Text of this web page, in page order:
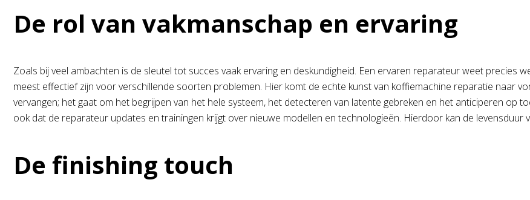
De rol van vakmanschap en ervaring
Zoals bij veel ambachten is de sleutel tot succes vaak ervaring en deskundigheid. Een ervaren reparateur weet precies
meest effectief zijn voor verschillende soorten problemen. Hier komt de echte kunst van koffiemachine reparatie naar
vervangen; het gaat om het begrijpen van het hele systeem, het detecteren van latente gebreken en het anticiperen op
ook dat de reparateur updates en trainingen krijgt over nieuwe modellen en technologieën. Hierdoor kan de levensduur
De finishing touch